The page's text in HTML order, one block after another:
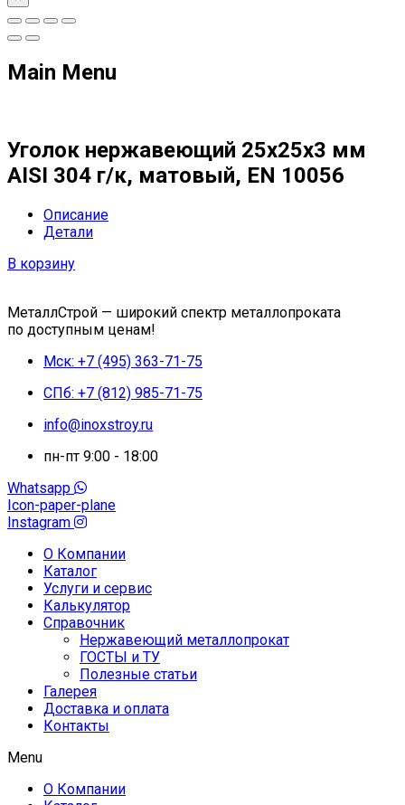
Main Menu
Уголок нержавеющий 25х25х3 мм
AISI 304 г/к, матовый, EN 10056
Описание
Детали
В корзину
МеталлСтрой — широкий спектр металлопроката
по доступным ценам!
Мск: +7 (495) 363-71-75
СПб: +7 (812) 985-71-75
info@inoxstroy.ru
пн-пт 9:00 - 18:00
Whatsapp
Icon-paper-plane
Instagram
О Компании
Каталог
Услуги и сервис
Калькулятор
Справочник
Нержавеющий металлопрокат
ГОСТЫ и ТУ
Полезные статьи
Галерея
Доставка и оплата
Контакты
Menu
О Компании